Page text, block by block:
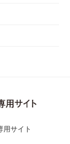
サイト